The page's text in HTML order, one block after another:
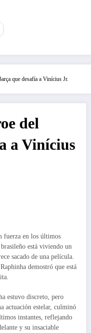
que desafía a Vinícius Jr.
del
a Vinícius
fuerza en los últimos
está viviendo un
sacado de una película.
demostró que está
estuvo discreto, pero
actuación estelar, culminó
instantes, reflejando
y su insaciable